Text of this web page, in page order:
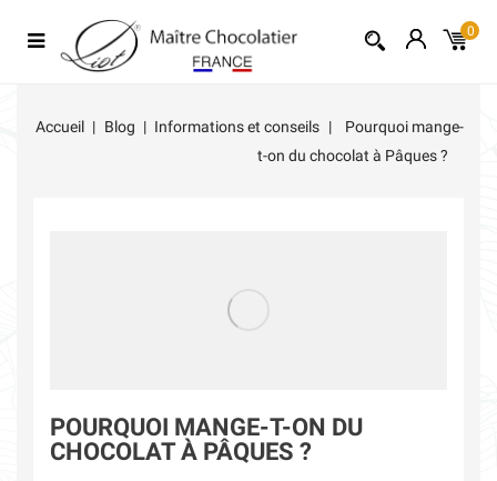
0
Accueil Blog Informations et conseils
Pourquoi mange-
t-on du chocolat à Pâques ?
POURQUOI MANGE-T-ON DU
CHOCOLAT À PÂQUES ?